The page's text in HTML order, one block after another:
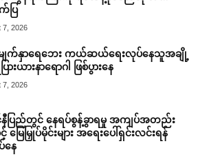
ပြ
7, 2026
ျက်နှာရေဘေး ကယ်ဆယ်ရေးလုပ်နေသူအချို့
ားယားနာရောဂါ ဖြစ်ပွားနေ
7, 2026
ပြည်တွင် နေရပ်စွန့်ခွာရမှု အကျပ်အတည်း
မြေမြှုပ်မိုင်းများ အရေးပေါ်ရှင်းလင်းရန်
ေ